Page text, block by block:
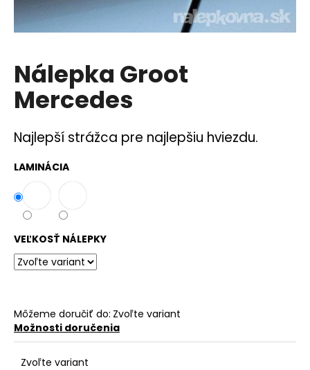
Nálepka Groot
Mercedes
Najlepší strážca pre najlepšiu hviezdu.
LAMINÁCIA
VEĽKOSŤ NÁLEPKY
Môžeme doručiť do: Zvoľte variant
Možnosti doručenia
Zvoľte variant
á
j
ť
?
O
d
p
o
č
a
m
e